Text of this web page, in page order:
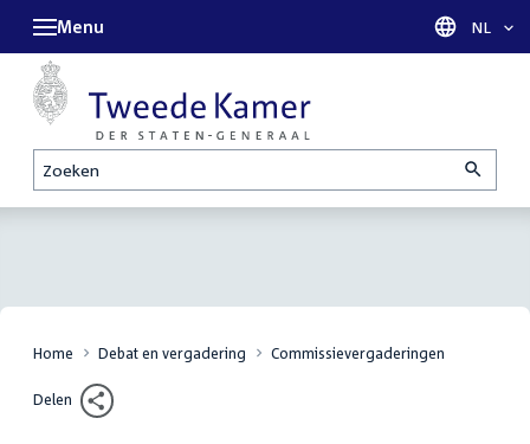
Zoeken
Menu Taal
NL
Home Debat en vergadering Commissievergaderingen
Delen